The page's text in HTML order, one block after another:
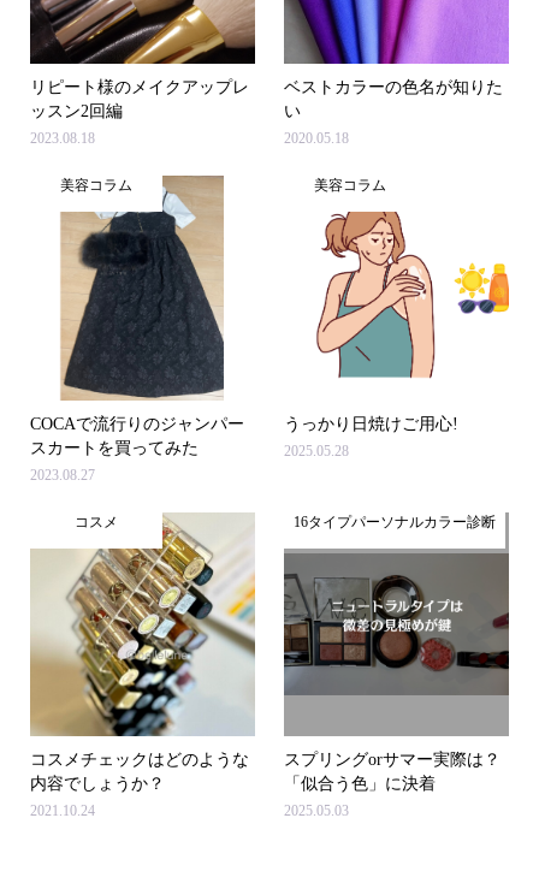
リピート様のメイクアップレ
ッスン2回編
2023.08.18
ベストカラーの色名が知りた
い
2020.05.18
美容コラム
COCAで流行りのジャンパー
スカートを買ってみた
2023.08.27
美容コラム
うっかり日焼けご用心!
2025.05.28
コスメ
コスメチェックはどのような
内容でしょうか？
2021.10.24
16タイプパーソナルカラー診断
スプリングorサマー実際は？
「似合う色」に決着
2025.05.03